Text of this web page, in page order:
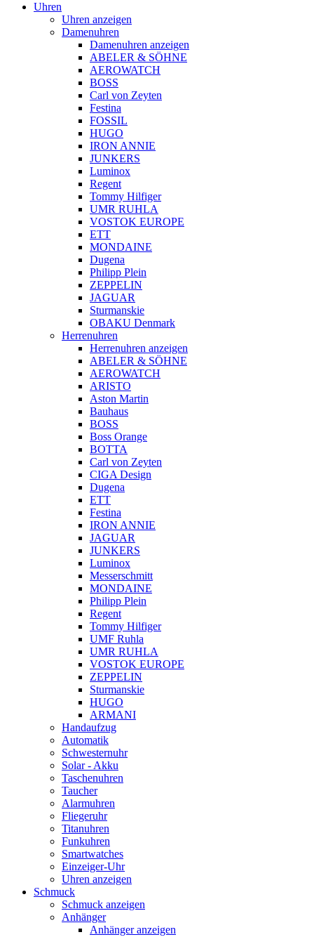
Uhren
Uhren anzeigen
Damenuhren
Damenuhren anzeigen
ABELER & SÖHNE
AEROWATCH
BOSS
Carl von Zeyten
Festina
FOSSIL
HUGO
IRON ANNIE
JUNKERS
Luminox
Regent
Tommy Hilfiger
UMR RUHLA
VOSTOK EUROPE
ETT
MONDAINE
Dugena
Philipp Plein
ZEPPELIN
JAGUAR
Sturmanskie
OBAKU Denmark
Herrenuhren
Herrenuhren anzeigen
ABELER & SÖHNE
AEROWATCH
ARISTO
Aston Martin
Bauhaus
BOSS
Boss Orange
BOTTA
Carl von Zeyten
CIGA Design
Dugena
ETT
Festina
IRON ANNIE
JAGUAR
JUNKERS
Luminox
Messerschmitt
MONDAINE
Philipp Plein
Regent
Tommy Hilfiger
UMF Ruhla
UMR RUHLA
VOSTOK EUROPE
ZEPPELIN
Sturmanskie
HUGO
ARMANI
Handaufzug
Automatik
Schwesternuhr
Solar - Akku
Taschenuhren
Taucher
Alarmuhren
Fliegeruhr
Titanuhren
Funkuhren
Smartwatches
Einzeiger-Uhr
Uhren anzeigen
Schmuck
Schmuck anzeigen
Anhänger
Anhänger anzeigen